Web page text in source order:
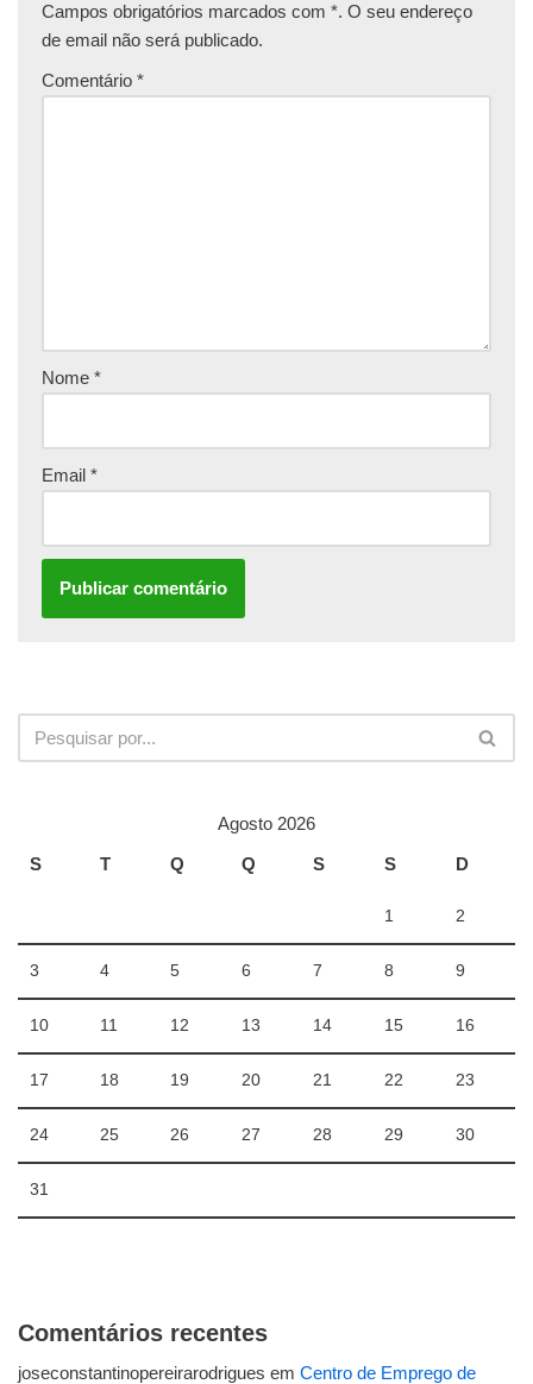
Campos obrigatórios marcados com *. O seu endereço
de email não será publicado.
Comentário *
Nome *
Email *
Agosto 2026
S
T Q Q S S D
1 2
3 4 5 6 7 8 9
10 11 12 13 14 15 16
17 18 19 20 21 22 23
24 25 26 27 28 29 30
31
Comentários recentes
joseconstantinopereirarodrigues em Centro de Emprego de